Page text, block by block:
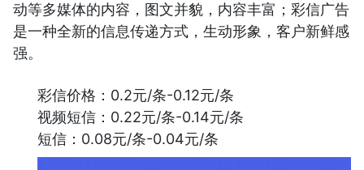
动等多媒体的内容，图文并貌，内容丰富；彩信广告
是一种全新的信息传递方式，生动形象，客户新鲜感
强。
彩信价格：0.2元/条-0.12元/条
视频短信：0.22元/条-0.14元/条
短信：0.08元/条-0.04元/条